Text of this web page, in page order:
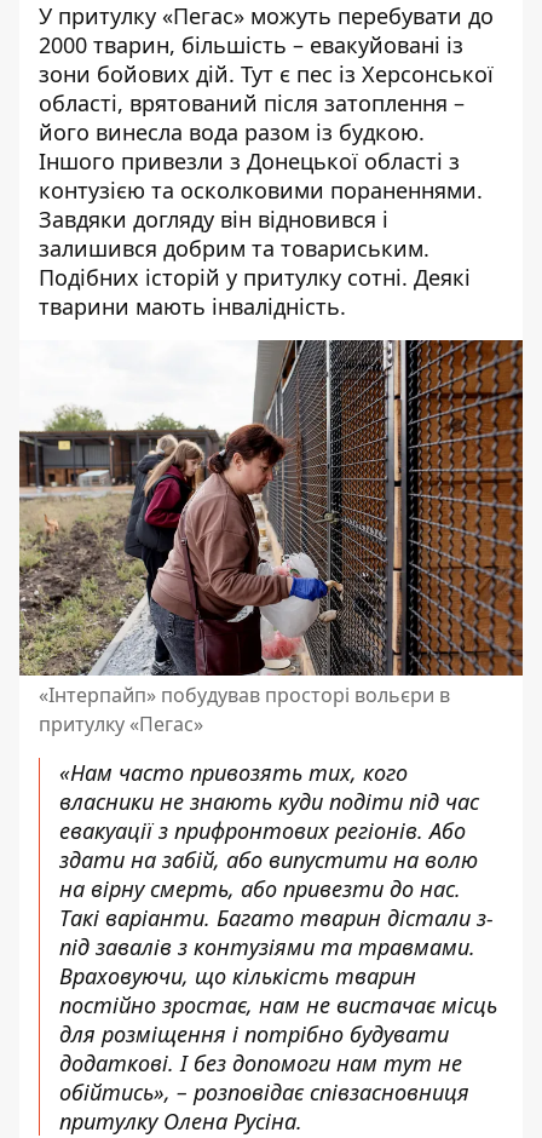
У притулку «Пегас» можуть перебувати до
2000 тварин, більшість – евакуйовані із
зони бойових дій. Тут є пес із Херсонської
області, врятований після затоплення –
його винесла вода разом із будкою.
Іншого привезли з Донецької області з
контузією та осколковими пораненнями.
Завдяки догляду він відновився і
залишився добрим та товариським.
Подібних історій у притулку сотні. Деякі
тварини мають інвалідність.
«Інтерпайп» побудував просторі вольєри в
притулку «Пегас»
«Нам часто привозять тих, кого
власники не знають куди подіти під час
евакуації з прифронтових регіонів. Або
здати на забій, або випустити на волю
на вірну смерть, або привезти до нас.
Такі варіанти. Багато тварин дістали з-
під завалів з контузіями та травмами.
Враховуючи, що кількість тварин
постійно зростає, нам не вистачає місць
для розміщення і потрібно будувати
додаткові. І без допомоги нам тут не
обійтись», – розповідає співзасновниця
притулку Олена Русіна.